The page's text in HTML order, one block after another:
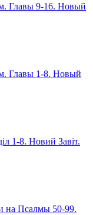
Главы 9-16. Новый
Главы 1-8. Новый
1-8. Новий Завіт.
на Псалмы 50-99.